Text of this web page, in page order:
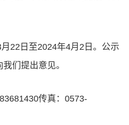
22日至2024年4月2日。公示
们提出意见。
传真：0573-